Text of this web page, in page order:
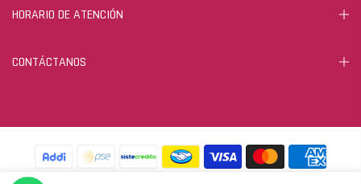
HORARIO DE ATENCIÓN
CONTÁCTANOS